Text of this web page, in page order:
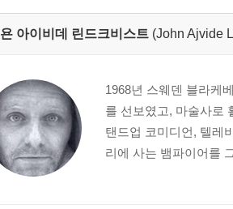
욘 아이비데 린드크비스트 (John Ajvide
1968년 스웨덴 블라케
를 선보였고, 마술사로
탠드업 코미디언, 텔레
리에 사는 뱀파이어를